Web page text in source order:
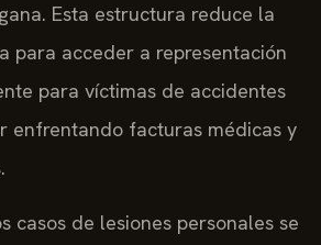
Esta estructura reduce la
para acceder a representación
para víctimas de accidentes
enfrentando facturas médicas y
casos de lesiones personales se